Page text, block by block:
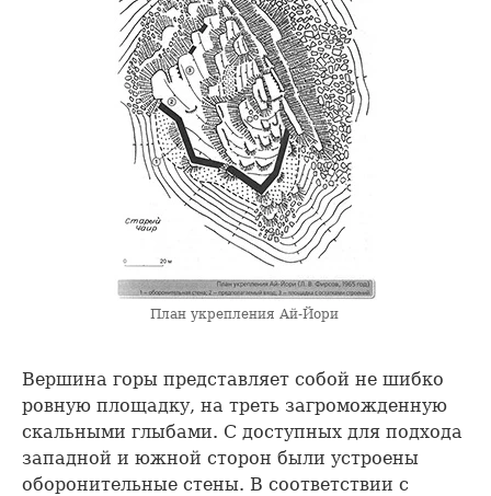
План укрепления Ай-Йори
Вершина горы представляет собой не шибко
ровную площадку, на треть загроможденную
скальными глыбами. С доступных для подхода
западной и южной сторон были устроены
оборонительные стены. В соответствии с